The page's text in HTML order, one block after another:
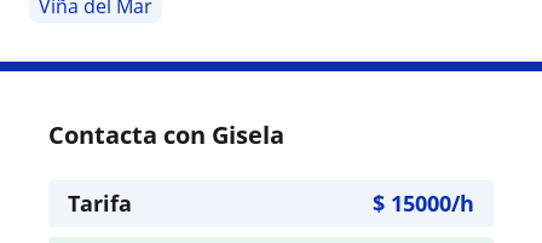
Viña del Mar
Contacta con Gisela
Tarifa $ 15000/h